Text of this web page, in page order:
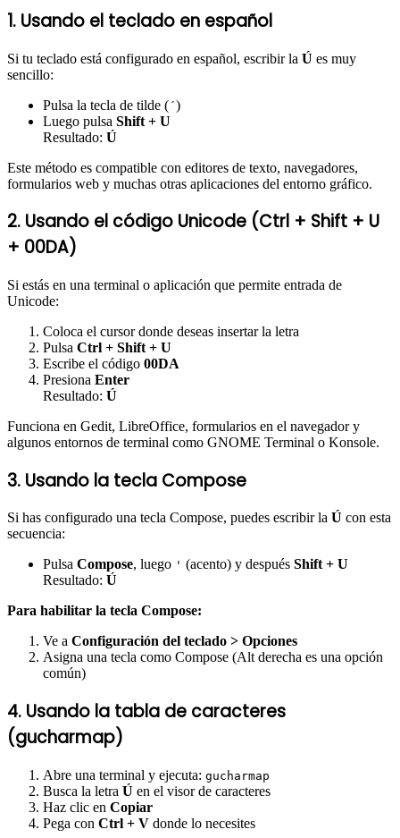
1. Usando el teclado en español
Si tu teclado está configurado en español, escribir la Ú es muy
sencillo:
Pulsa la tecla de tilde ( ´)
Luego pulsa Shift + U
Resultado: Ú
Este método es compatible con editores de texto, navegadores,
formularios web y muchas otras aplicaciones del entorno gráfico.
2. Usando el código Unicode (Ctrl + Shift + U
+ 00DA)
Si estás en una terminal o aplicación que permite entrada de
Unicode:
Coloca el cursor donde deseas insertar la letra
Pulsa Ctrl + Shift + U
Escribe el código 00DA
Presiona Enter
Resultado: Ú
Funciona en Gedit, LibreOffice, formularios en el navegador y
algunos entornos de terminal como GNOME Terminal o Konsole.
3. Usando la tecla Compose
Si has configurado una tecla Compose, puedes escribir la Ú con esta
secuencia:
Pulsa Compose, luego ' (acento) y después Shift + U
Resultado: Ú
Para habilitar la tecla Compose:
Ve a Configuración del teclado > Opciones
Asigna una tecla como Compose (Alt derecha es una opción
común)
4. Usando la tabla de caracteres
(gucharmap)
Abre una terminal y ejecuta: gucharmap
Busca la letra Ú en el visor de caracteres
Haz clic en Copiar
Pega con Ctrl + V donde lo necesites